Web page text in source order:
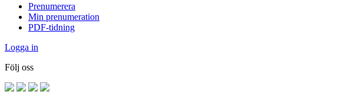
Prenumerera
Min prenumeration
PDF-tidning
Logga in
Följ oss